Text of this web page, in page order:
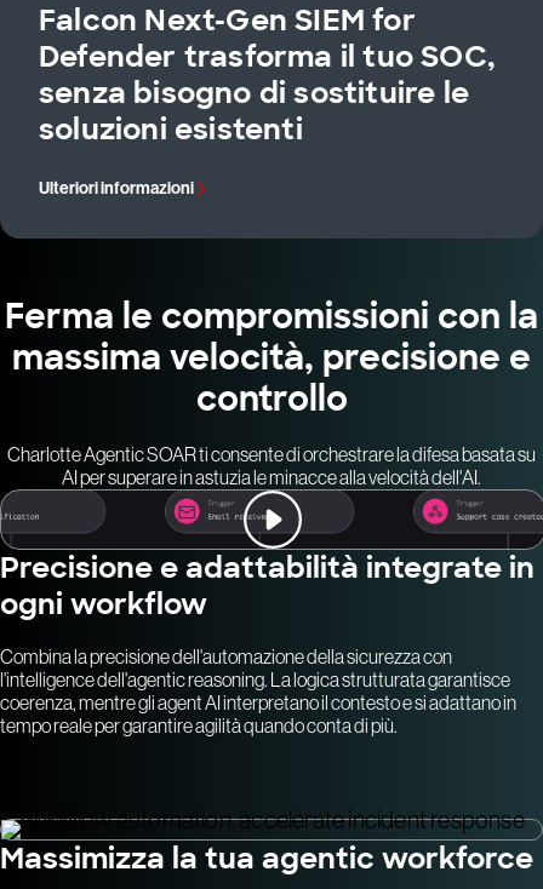
Falcon Next-Gen SIEM for
Defender trasforma il tuo SOC,
senza bisogno di sostituire le
soluzioni esistenti
Ulteriori informazioni
Ferma le compromissioni con la
massima velocità, precisione e
controllo
Charlotte Agentic SOAR ti consente di orchestrare la difesa basata su
AI per superare in astuzia le minacce alla velocità dell'AI.
Precisione e adattabilità integrate in
ogni workflow
Combina la precisione dell'automazione della sicurezza con
l'intelligence dell'agentic reasoning. La logica strutturata garantisce
coerenza, mentre gli agent AI interpretano il contesto e si adattano in
tempo reale per garantire agilità quando conta di più.
Massimizza la tua agentic workforce